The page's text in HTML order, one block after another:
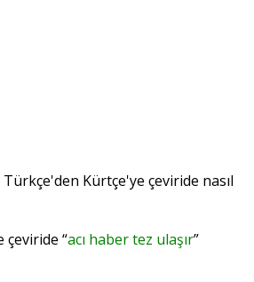
Türkçe'den Kürtçe'ye çeviride nasıl
çeviride “acı haber tez ulaşır”